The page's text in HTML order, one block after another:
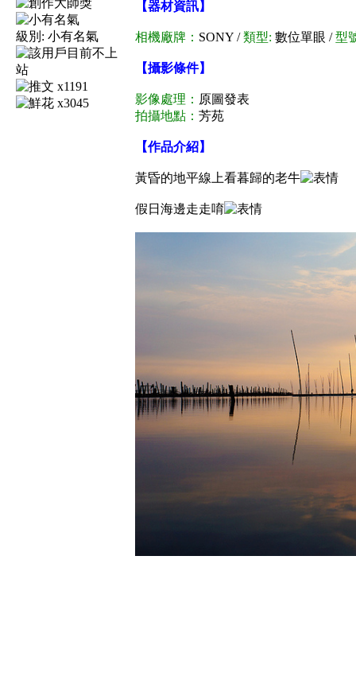
級別: 小有名氣
x1191
x3045
【器材資訊】
相機廠牌： SONY /類型: 數位單眼 /型
【攝影條件】
影像處理： 原圖發表
拍攝地點： 芳苑
【作品介紹】
黃昏的地平線上看暮歸的老牛
假日海邊走走唷